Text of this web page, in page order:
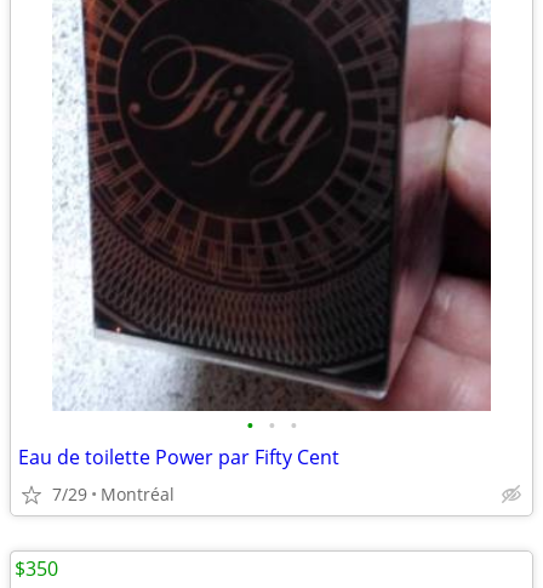
• • •
Eau de toilette Power par Fifty Cent
7/29 Montréal
$350